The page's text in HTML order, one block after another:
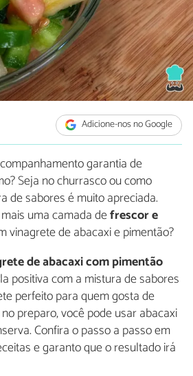
Adicione-nos no Google
garantia de
Seja no churrasco ou como
de sabores é muito apreciada.
uma camada defrescor e
vinagrete de abacaxi e pimentão?
de abacaxi com pimentão
positiva com a mistura de sabores
perfeito para quem gosta de
preparo, você pode usar abacaxi
Confira o passo a passo em
e garanto que o resultado irá